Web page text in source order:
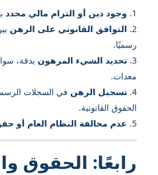
وجود دين أو التزام مالي محدد
التوافق القانوني على الرهن
رسميًا.
تحديد الشيء المرهون بدقة،
معدات.
تسجيل الرهن في السجلات
الحقوق القانونية.
عدم مخالفة النظام العام أو
رابعًا: الحقوق